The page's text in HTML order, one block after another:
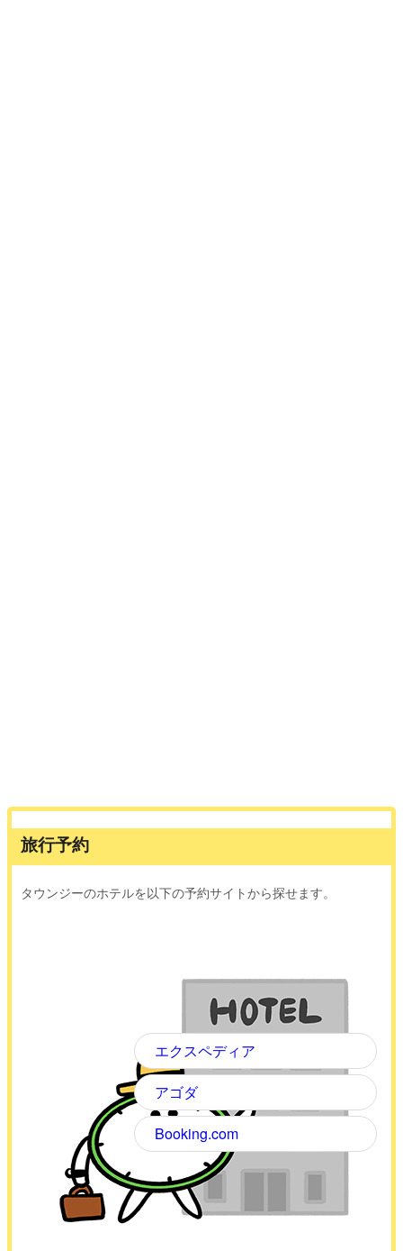
旅行予約
タウンジーのホテルを以下の予約サイトから探せます。
エクスペディア
アゴダ
Booking.com